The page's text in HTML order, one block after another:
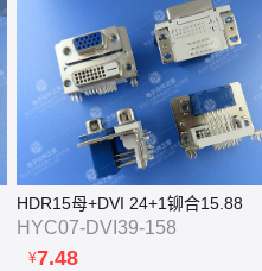
HDR15母+DVI 24+1铆合15.88
HYC07-DVI39-158
¥7.48